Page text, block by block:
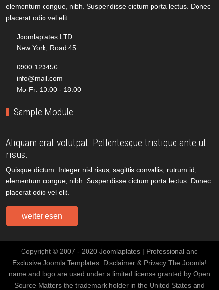
elementum congue, nibh. Suspendisse dictum porta lectus. Donec
placerat odio vel elit.
Joomlaplates LTD
New York, Road 45
0900.123456
info@mail.com
Mo-Fr: 10.00 - 18.00
Sample Module
Aliquam erat volutpat. Pellentesque tristique ante ut
risus.
Quisque dictum. Integer nisl risus, sagittis convallis, rutrum id,
elementum congue, nibh. Suspendisse dictum porta lectus. Donec
placerat odio vel elit.
weiterlesen
Copyright © 2007 - 2020 Joomlaplates | Professional and
Exclusive Joomla Templates. Disclaimer & Privacy The Joomla!
name and logo are used under a limited license granted by Open
Source Matters the trademark holder in the United States and